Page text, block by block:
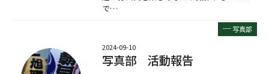
で…
─写真部
2024-09-10
写真部 活動報告